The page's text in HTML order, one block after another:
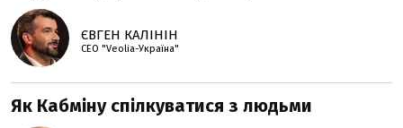
ЄВГЕН КАЛІНІН
СЕО "Veolia-Україна"
Як Кабміну спілкуватися з людьми